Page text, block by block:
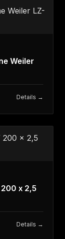
Weiler
Details →
x 2,5
Details →